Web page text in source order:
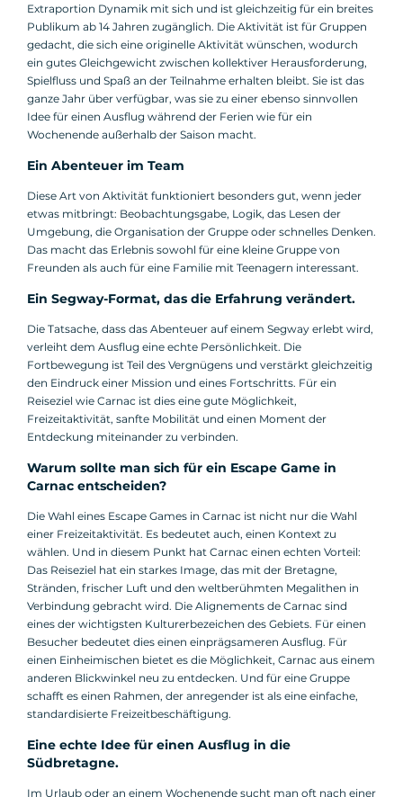
Extraportion Dynamik mit sich und ist gleichzeitig für ein breites
Publikum ab 14 Jahren zugänglich. Die Aktivität ist für Gruppen
gedacht, die sich eine originelle Aktivität wünschen, wodurch
ein gutes Gleichgewicht zwischen kollektiver Herausforderung,
Spielfluss und Spaß an der Teilnahme erhalten bleibt. Sie ist das
ganze Jahr über verfügbar, was sie zu einer ebenso sinnvollen
Idee für einen Ausflug während der Ferien wie für ein
Wochenende außerhalb der Saison macht.
Ein Abenteuer im Team
Diese Art von Aktivität funktioniert besonders gut, wenn jeder
etwas mitbringt: Beobachtungsgabe, Logik, das Lesen der
Umgebung, die Organisation der Gruppe oder schnelles Denken.
Das macht das Erlebnis sowohl für eine kleine Gruppe von
Freunden als auch für eine Familie mit Teenagern interessant.
Ein Segway-Format, das die Erfahrung verändert.
Die Tatsache, dass das Abenteuer auf einem Segway erlebt wird,
verleiht dem Ausflug eine echte Persönlichkeit. Die
Fortbewegung ist Teil des Vergnügens und verstärkt gleichzeitig
den Eindruck einer Mission und eines Fortschritts. Für ein
Reiseziel wie Carnac ist dies eine gute Möglichkeit,
Freizeitaktivität, sanfte Mobilität und einen Moment der
Entdeckung miteinander zu verbinden.
Warum sollte man sich für ein Escape Game in
Carnac entscheiden?
Die Wahl eines Escape Games in Carnac ist nicht nur die Wahl
einer Freizeitaktivität. Es bedeutet auch, einen Kontext zu
wählen. Und in diesem Punkt hat Carnac einen echten Vorteil:
Das Reiseziel hat ein starkes Image, das mit der Bretagne,
Stränden, frischer Luft und den weltberühmten Megalithen in
Verbindung gebracht wird. Die Alignements de Carnac sind
eines der wichtigsten Kulturerbezeichen des Gebiets. Für einen
Besucher bedeutet dies einen einprägsameren Ausflug. Für
einen Einheimischen bietet es die Möglichkeit, Carnac aus einem
anderen Blickwinkel neu zu entdecken. Und für eine Gruppe
schafft es einen Rahmen, der anregender ist als eine einfache,
standardisierte Freizeitbeschäftigung.
Eine echte Idee für einen Ausflug in die
Südbretagne.
Im Urlaub oder an einem Wochenende sucht man oft nach einer